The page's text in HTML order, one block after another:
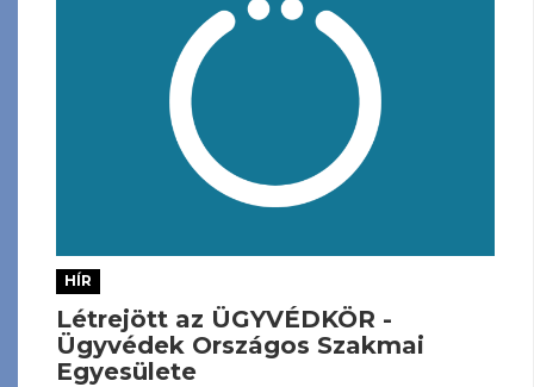
HÍR
Létrejött az ÜGYVÉDKÖR -
Ügyvédek Országos Szakmai
Egyesülete